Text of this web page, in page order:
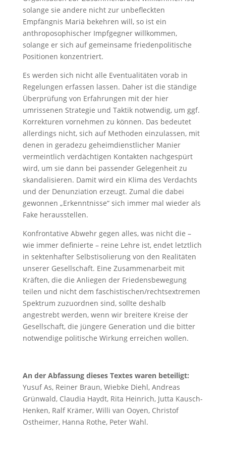
solange sie andere nicht zur unbefleckten
Empfängnis Mariä bekehren will, so ist ein
anthroposophischer Impfgegner willkommen,
solange er sich auf gemeinsame friedenpolitische
Positionen konzentriert.
Es werden sich nicht alle Eventualitäten vorab in
Regelungen erfassen lassen. Daher ist die ständige
Überprüfung von Erfahrungen mit der hier
umrissenen Strategie und Taktik notwendig, um ggf.
Korrekturen vornehmen zu können. Das bedeutet
allerdings nicht, sich auf Methoden einzulassen, mit
denen in geradezu geheimdienstlicher Manier
vermeintlich verdächtigen Kontakten nachgespürt
wird, um sie dann bei passender Gelegenheit zu
skandalisieren. Damit wird ein Klima des Verdachts
und der Denunziation erzeugt. Zumal die dabei
gewonnen „Erkenntnisse“ sich immer mal wieder als
Fake herausstellen.
Konfrontative Abwehr gegen alles, was nicht die –
wie immer definierte – reine Lehre ist, endet letztlich
in sektenhafter Selbstisolierung von den Realitäten
unserer Gesellschaft. Eine Zusammenarbeit mit
Kräften, die die Anliegen der Friedensbewegung
teilen und nicht dem faschistischen/rechtsextremen
Spektrum zuzuordnen sind, sollte deshalb
angestrebt werden, wenn wir breitere Kreise der
Gesellschaft, die jüngere Generation und die bitter
notwendige politische Wirkung erreichen wollen.
An der Abfassung dieses Textes waren beteiligt:
Yusuf As, Reiner Braun, Wiebke Diehl, Andreas
Grünwald, Claudia Haydt, Rita Heinrich, Jutta Kausch-
Henken, Ralf Krämer, Willi van Ooyen, Christof
Ostheimer, Hanna Rothe, Peter Wahl.